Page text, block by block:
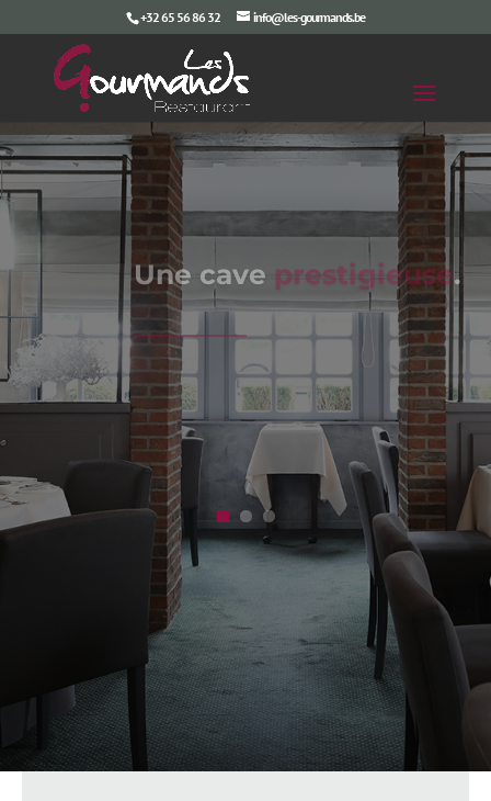
+32 65 56 86 32 info@les-gourmands.be
Michelin